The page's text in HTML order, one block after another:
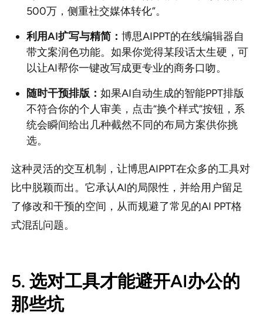
500万，侧重社交媒体转化”。
利用AI扩写与精简： 博思AIPPT的在线编辑器自
带文案润色功能。如果你觉得某段话太生硬，可
以让AI帮你一键改写成更专业的商务口吻。
随时干预排版： 如果AI自动生成的智能PPT排版
不符合你的个人审美，点击“换个样式”按钮，系
统会瞬间给出几种截然不同的布局方案供你挑
选。
这种灵活的交互机制，让博思AIPPT在众多的工具对
比中脱颖而出。它承认AI的局限性，并给用户留足
了修改和干预的空间，从而规避了常见的AI PPT格
式混乱问题。
5. 选对工具才能避开AI办公的
那些坑